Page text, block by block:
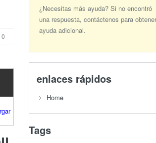
0
¿Necesitas más ayuda? Si no encontró
una respuesta, contáctenos para obtener
ayuda adicional.
enlaces rápidos
Home
Tags